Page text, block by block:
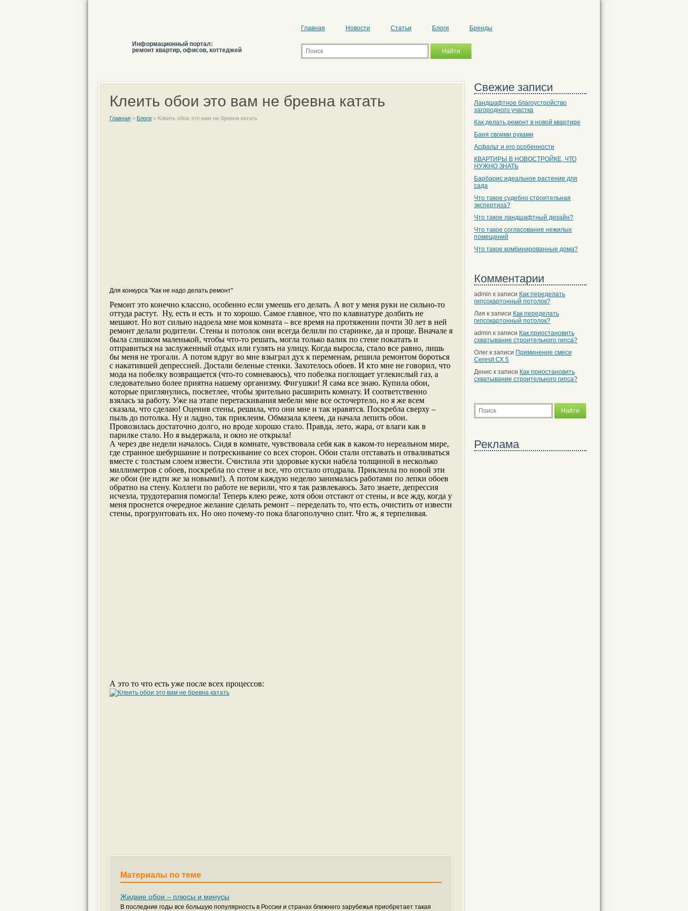
Информационный портал:
ремонт квартир, офисов, коттеджей
Главная Новости Статьи Блоги Бренды
Клеить обои это вам не бревна катать
Главная > Блоги > Клеить обои это вам не бревна катать
Для конкурса "Как не надо делать ремонт"
Ремонт это конечно классно, особенно если умеешь его делать. А вот у меня руки не сильно-то
оттуда растут. Ну, есть и есть и то хорошо. Самое главное, что по клавиатуре долбить не
мешают. Но вот сильно надоела мне моя комната – все время на протяжении почти 30 лет в ней
ремонт делали родители. Стены и потолок они всегда белили по старинке, да и проще. Вначале я
была слишком маленькой, чтобы что-то решать, могла только валик по стене покатать и
отправиться на заслуженный отдых или гулять на улицу. Когда выросла, стало все равно, лишь
бы меня не трогали. А потом вдруг во мне взыграл дух к переменам, решила ремонтом бороться
с накатившей депрессией. Достали беленые стенки. Захотелось обоев. И кто мне не говорил, что
мода на побелку возвращается (что-то сомневаюсь), что побелка поглощает углекислый газ, а
следовательно более приятна нашему организму. Фигушки! Я сама все знаю. Купила обои,
которые приглянулись, посветлее, чтобы зрительно расширить комнату. И соответственно
взялась за работу. Уже на этапе перетаскивания мебели мне все осточертело, но я же всем
сказала, что сделаю! Оценив стены, решила, что они мне и так нравятся. Поскребла сверху –
пыль до потолка. Ну и ладно, так приклеим. Обмазала клеем, да начала лепить обои.
Провозилась достаточно долго, но вроде хорошо стало. Правда, лето, жара, от влаги как в
парилке стало. Но я выдержала, и окно не открыла!
А через две недели началось. Сидя в комнате, чувствовала себя как в каком-то нереальном мире,
где странное шебуршание и потрескивание со всех сторон. Обои стали отставать и отваливаться
вместе с толстым слоем извести. Счистила эти здоровые куски набела толщиной в несколько
миллиметров с обоев, поскребла по стене и все, что отстало отодрала. Приклеила по новой эти
же обои (не идти же за новыми!). А потом каждую неделю занималась работами по лепки обоев
обратно на стену. Коллеги по работе не верили, что я так развлекаюсь. Зато знаете, депрессия
исчезла, трудотерапия помогла! Теперь клею реже, хотя обои отстают от стены, и все жду, когда у
меня проснется очередное желание сделать ремонт – переделать то, что есть, очистить от извести
стены, прогрунтовать их. Но оно почему-то пока благополучно спит. Что ж, я терпеливая.
А это то что есть уже после всех процессов:
Материалы по теме
Жидкие обои – плюсы и минусы
В последние годы все большую популярность в России и странах ближнего зарубежья приобретает такая
Свежие записи
Ландшафтное благоустройство
загородного участка
Как делать ремонт в новой квартире
Баня своими руками
Асфальт и его особенности
КВАРТИРЫ В НОВОСТРОЙКЕ, ЧТО
НУЖНО ЗНАТЬ
Барбарис идеальное растение для
сада
Что такое судебно строительная
экспертиза?
Что такое ландшафтный дизайн?
Что такое согласование нежилых
помещений
Что такое комбинированные дома?
Комментарии
admin к записи Как переделать
гипсокартонный потолок?
Лия к записи Как переделать
гипсокартонный потолок?
admin к записи Как приостановить
схватывание строительного гипса?
Олег к записи Приминение смеси
Ceresit СХ 5
Денис к записи Как приостановить
схватывание строительного гипса?
Реклама